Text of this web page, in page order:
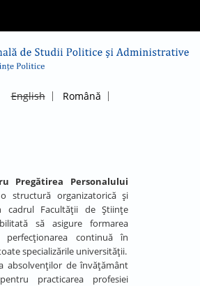
English Română
Pregătirea Personalului
structură organizatorică și
cadrul Facultății de Științe
să asigure formarea
continuă în
specializările universității.
absolvenţilor de învăţământ
practicarea profesiei